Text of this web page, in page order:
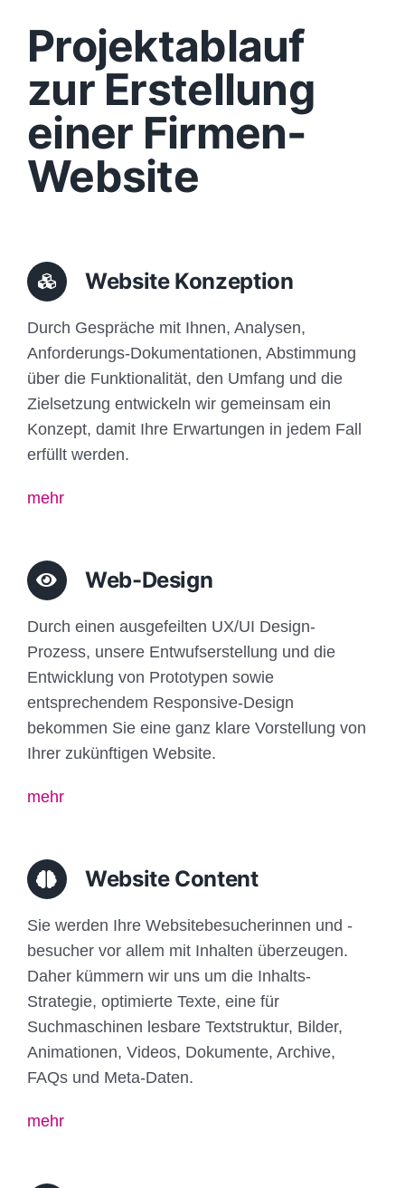
Projektablauf
zur Erstellung
einer Firmen-
Website
Website Konzeption
Durch Gespräche mit Ihnen, Analysen,
Anforderungs-Dokumentationen, Abstimmung
über die Funktionalität, den Umfang und die
Zielsetzung entwickeln wir gemeinsam ein
Konzept, damit Ihre Erwartungen in jedem Fall
erfüllt werden.
mehr
Web-Design
Durch einen ausgefeilten UX/UI Design-
Prozess, unsere Entwufserstellung und die
Entwicklung von Prototypen sowie
entsprechendem Responsive-Design
bekommen Sie eine ganz klare Vorstellung von
Ihrer zukünftigen Website.
mehr
Website Content
Sie werden Ihre Websitebesucherinnen und -
besucher vor allem mit Inhalten überzeugen.
Daher kümmern wir uns um die Inhalts-
Strategie, optimierte Texte, eine für
Suchmaschinen lesbare Textstruktur, Bilder,
Animationen, Videos, Dokumente, Archive,
FAQs und Meta-Daten.
mehr